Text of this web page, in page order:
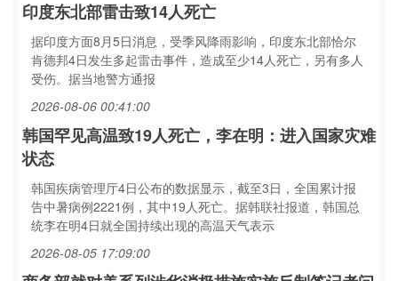
印度东北部雷击致14人死亡
据印度方面8月5日消息，受季风降雨影响，印度东北部恰尔
肯德邦4日发生多起雷击事件，造成至少14人死亡，另有多人
受伤。据当地警方通报
2026-08-06 00:41:00
韩国罕见高温致19人死亡，李在明：进入国家灾难
状态
韩国疾病管理厅4日公布的数据显示，截至3日，全国累计报
告中暑病例2221例，其中19人死亡。据韩联社报道，韩国总
统李在明4日就全国持续出现的高温天气表示
2026-08-05 17:09:00